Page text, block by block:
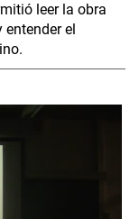
leer la obra
el